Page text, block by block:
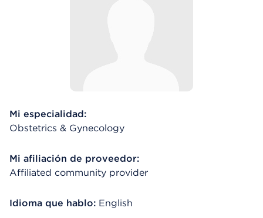
Mi especialidad:
Obstetrics & Gynecology
Mi afiliación de proveedor:
Affiliated community provider
Idioma que hablo: English